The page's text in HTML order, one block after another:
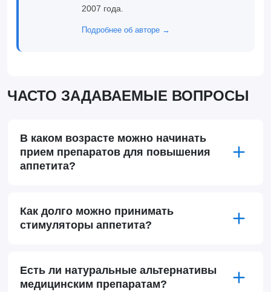
2007 года.
Подробнее об авторе →
ЧАСТО ЗАДАВАЕМЫЕ ВОПРОСЫ
В каком возрасте можно начинать
прием препаратов для повышения
аппетита?
Как долго можно принимать
стимуляторы аппетита?
Есть ли натуральные альтернативы
медицинским препаратам?